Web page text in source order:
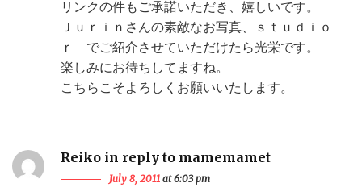
リンクの件もご承諾いただき、嬉しいです。
Ｊｕｒｉｎさんの素敵なお写真、ｓｔｕｄｉｏ
ｒ でご紹介させていただけたら光栄です。
楽しみにお待ちしてますね。
こちらこそよろしくお願いいたします。
Reiko in reply to mamemamet
July 8, 2011 at 6:03 pm